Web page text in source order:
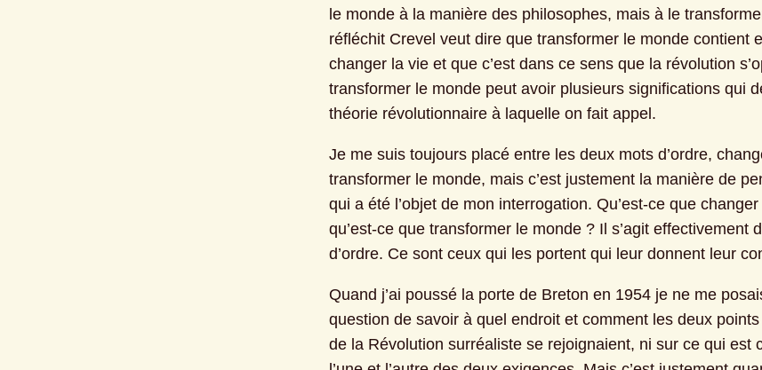
le monde à la manière des philosophes, mais à le
réfléchit Crevel veut dire que transformer le monde contient
changer la vie et que c’est dans ce sens que la révolution
transformer le monde peut avoir plusieurs significations qui
théorie révolutionnaire à laquelle on fait appel.
Je me suis toujours placé entre les deux mots d’ordre,
transformer le monde, mais c’est justement la manière de
qui a été l’objet de mon interrogation. Qu’est-ce que
qu’est-ce que transformer le monde ? Il s’agit effectivement
d’ordre. Ce sont ceux qui les portent qui leur donnent leur
Quand j’ai poussé la porte de Breton en 1954 je ne me
question de savoir à quel endroit et comment les deux
de la Révolution surréaliste se rejoignaient, ni sur ce qui est